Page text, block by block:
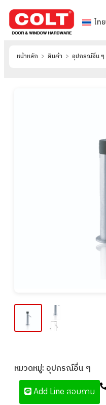
ไทย
หน้าหลัก > สินค้า > อุปกรณ์อื่น ๆ
หมวดหมู่: อุปกรณ์อื่น ๆ
Add Line สอบถาม